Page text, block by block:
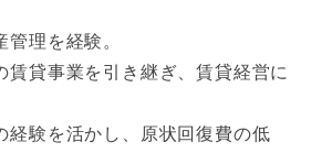
理を経験。
賃貸事業を引き継ぎ、賃貸経営に
経験を活かし、原状回復費の低